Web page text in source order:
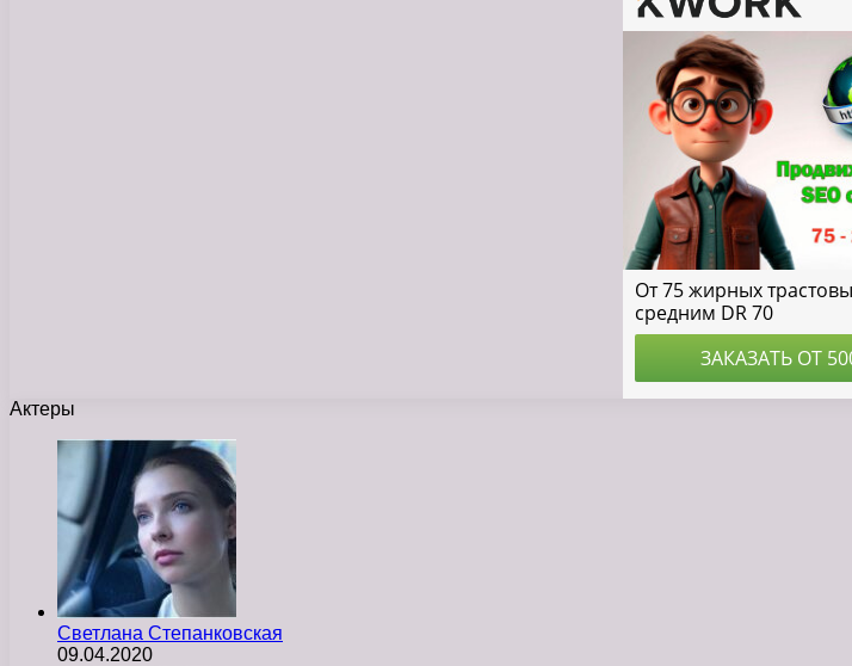
Актеры
Светлана Степанковская
09.04.2020